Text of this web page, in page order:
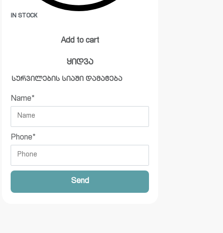
IN STOCK
Add to cart
ყიდვა
სურვილების სიაში დამატება
Name*
Phone*
Send